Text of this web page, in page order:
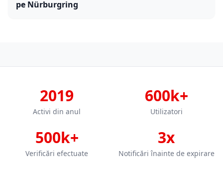
pe Nürburgring
2019
Activi din anul
600k+
Utilizatori
500k+
Verificări efectuate
3x
Notificări înainte de expirare